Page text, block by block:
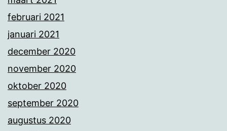
februari 2021
januari 2021
december 2020
november 2020
oktober 2020
september 2020
augustus 2020